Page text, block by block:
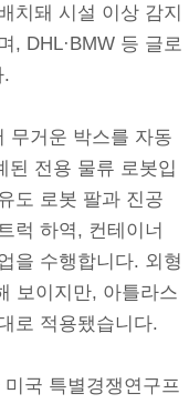
치돼 시설 이상 감지
, DHL·BMW 등 글로
.
무거운 박스를 자동
된 전용 물류 로봇입
도 로봇 팔과 진공
럭 하역, 컨테이너
을 수행합니다. 외형
보이지만, 아틀라스
로 적용됐습니다.
국 특별경쟁연구프